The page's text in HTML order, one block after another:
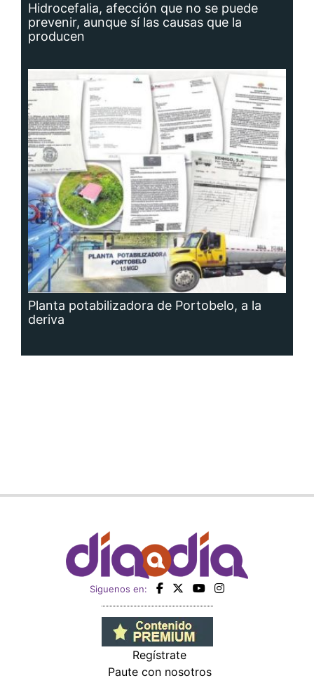
Hidrocefalia, afección que no se puede
prevenir, aunque sí las causas que la
producen
Planta potabilizadora de Portobelo, a la
deriva
Siguenos en:
Regístrate
Paute con nosotros